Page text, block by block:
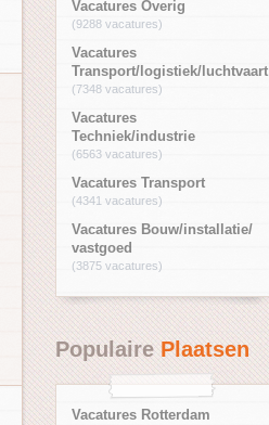
Vacatures Overig
(9288 vacatures)
Vacatures
Transport/logistiek/luchtvaart
(7348 vacatures)
Vacatures
Techniek/industrie
(6563 vacatures)
Vacatures Transport
(4341 vacatures)
Vacatures Bouw/installatie/
vastgoed
(3875 vacatures)
Populaire Plaatsen
Vacatures Rotterdam